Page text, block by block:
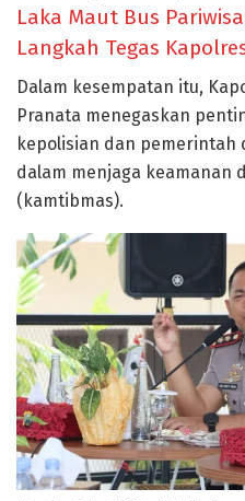
Laka Maut Bus
Langkah Tegas
Dalam kesempatan itu,
Pranata menegaskan
kepolisian dan pemerintah
dalam menjaga keamanan
(kamtibmas).